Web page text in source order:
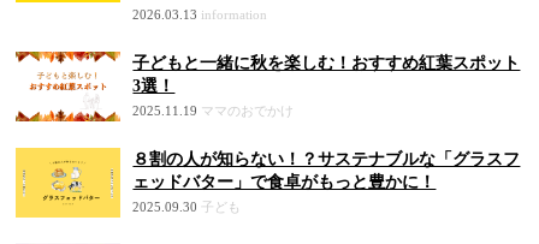
2026.03.13 information
子どもと一緒に秋を楽しむ！おすすめ紅葉スポット
3選！
2025.11.19 ママのおでかけ
８割の人が知らない！？サステナブルな「グラスフ
ェッドバター」で食卓がもっと豊かに！
2025.09.30 子ども